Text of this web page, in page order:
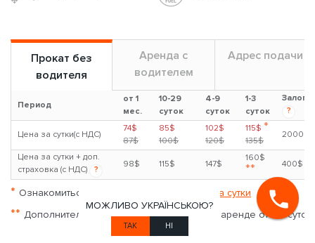
МОЖЛИВО УКРАЇНСЬКОЮ?
ТАК НІ
Прокат без
водителя
Аренда с
водителем
Адрес подачи
Период
от 1
мес.
10-29
суток
4-9
суток
1-3
суток
Залог
?
Цена за сутки(с НДС)
74$
87$
85$
100$
102$
120$
115$ *
135$
2000$
Цена за сутки + доп.
страховка (с НДС)
?
98$ 115$ 147$
160$
** 400$
* Ознакомиться с условиями аренды авто на сутки
** Дополнительная страховка доступна при аренде от 3-х суток